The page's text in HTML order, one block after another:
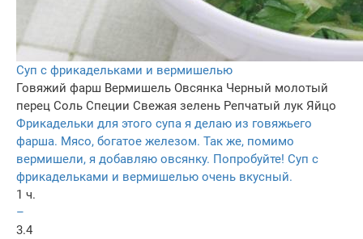
Суп с фрикадельками и вермишелью
Говяжий фарш Вермишель Овсянка Черный молотый
перец Соль Специи Свежая зелень Репчатый лук Яйцо
Фрикадельки для этого супа я делаю из говяжьего
фарша. Мясо, богатое железом. Так же, помимо
вермишели, я добавляю овсянку. Попробуйте! Суп с
фрикадельками и вермишелью очень вкусный.
1 ч.
–
3.4